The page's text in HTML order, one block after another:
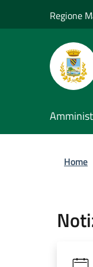
Regione
Home